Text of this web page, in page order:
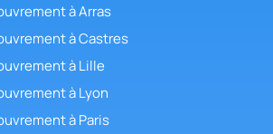
à Arras
à Castres
à Lille
à Lyon
à Paris